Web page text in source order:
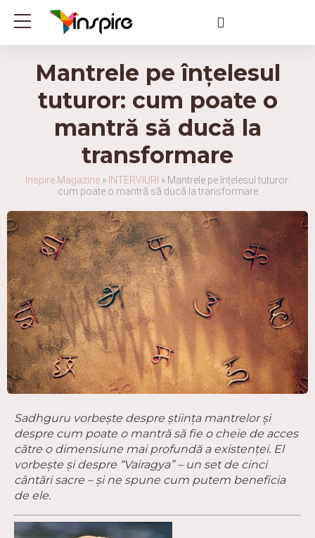
Mantrele pe înțelesul
tuturor: cum poate o
mantră să ducă la
transformare
Inspire Magazine» INTERVIURI » Mantrele pe înțelesul tuturor:
cum poate o mantră să ducă la transformare
Sadhguru vorbește despre știința mantrelor și
despre cum poate o mantră să fie o cheie de acces
către o dimensiune mai profundă a existenței. El
vorbește și despre “Vairagya” – un set de cinci
cântări sacre – și ne spune cum putem beneficia
de ele.